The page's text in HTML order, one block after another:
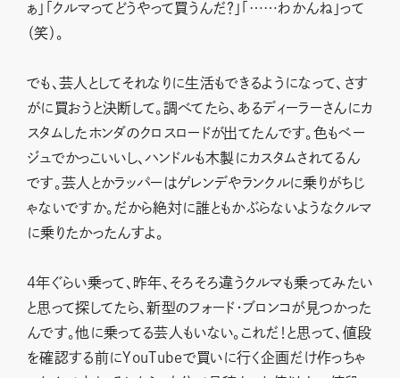
ぁ」「クルマってどうやって買うんだ？」「……わかんね」って
（笑）。
でも、芸人としてそれなりに生活もできるようになって、さす
がに買おうと決断して。調べてたら、あるディーラーさんにカ
スタムしたホンダのクロスロードが出てたんです。色もベー
ジュでかっこいいし、ハンドルも木製にカスタムされてるん
です。芸人とかラッパーはゲレンデやランクルに乗りがちじ
ゃないですか。だから絶対に誰ともかぶらないようなクルマ
に乗りたかったんすよ。
4年ぐらい乗って、昨年、そろそろ違うクルマも乗ってみたい
と思って探してたら、新型のフォード・ブロンコが見つかった
んです。他に乗ってる芸人もいない。これだ！と思って、値段
を確認する前にYouTubeで買いに行く企画だけ作っちゃ